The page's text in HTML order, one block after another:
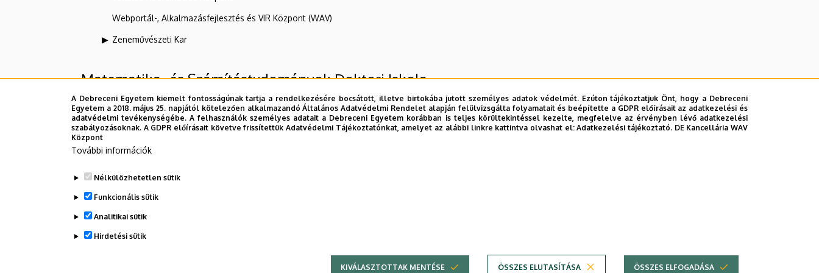
Webportál-, Alkalmazásfejlesztés és VIR Központ (WAV)
Zeneművészeti Kar
Matematika- és Számítástudományok Doktori Iskola
Felettes szervezeti egységek
Természettudományi és Műszaki Tudományi Doktori Tanács
Dolgozói adatmódosítás igénylése a DE telefonkönyvében
A Debreceni Egyetem kiemelt fontosságúnak tartja a rendelkezésére bocsátott, illetve birtokába jutott személyes adatok védelmét. Ezúton tájékoztatjuk Önt, hogy a Debreceni
Egyetem a 2018. május 25. napjától kötelezően alkalmazandó Általános Adatvédelmi Rendelet alapján felülvizsgálta folyamatait és beépítette a GDPR előírásait az adatkezelési és
adatvédelmi tevékenységébe. A felhasználók személyes adatait a Debreceni Egyetem korábban is teljes körültekintéssel kezelte, megfelelve az érvényben lévő adatkezelési
szabályozásoknak. A GDPR előírásait követve frissítettük Adatvédelmi Tájékoztatónkat, amelyet az alábbi linkre kattintva olvashat el:Adatkezelési tájékoztató. DE Kancellária WAV
Központ
További információk
Nélkülözhetetlen sütik
Funkcionális sütik
Analitikai sütik
Hirdetési sütik
KIVÁLASZTOTTAK MENTÉSE ÖSSZES ELUTASÍTÁSA ÖSSZES ELFOGADÁSA